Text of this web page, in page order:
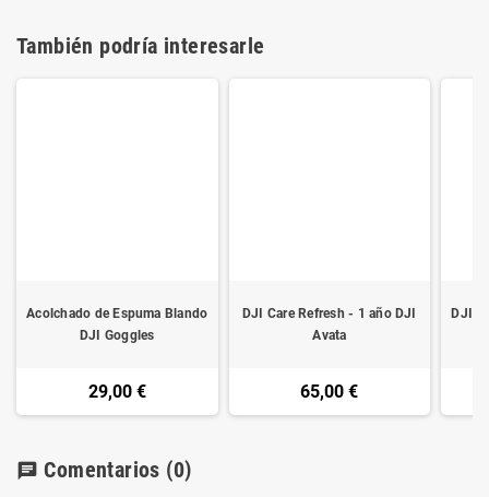
También podría interesarle
Acolchado de Espuma Blando
DJI Goggles
29,00 €
DJI Care Refresh - 1 año DJI
Avata
65,00 €
DJI
chat Comentarios (0)